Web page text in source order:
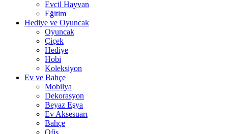
Evcil Hayvan
Eğitim
Hediye ve Oyuncak
Oyuncak
Çiçek
Hediye
Hobi
Koleksiyon
Ev ve Bahçe
Mobilya
Dekorasyon
Beyaz Eşya
Ev Aksesuarı
Bahçe
Ofis